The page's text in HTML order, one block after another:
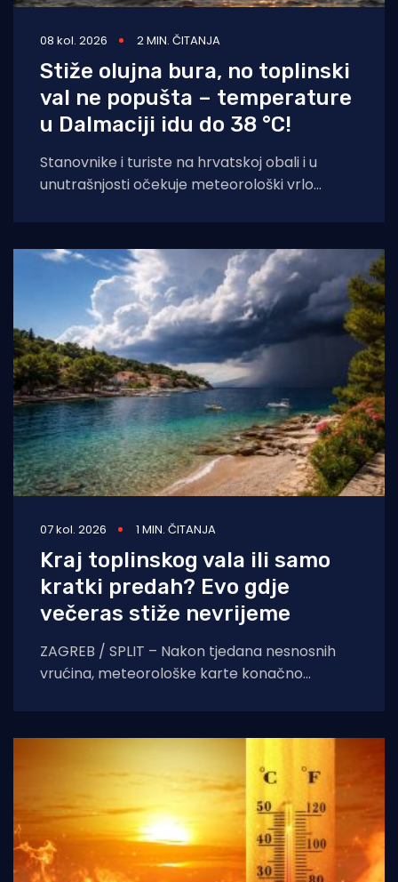
08 kol. 2026 2 MIN. ČITANJA
Stiže olujna bura, no toplinski
val ne popušta – temperature
u Dalmaciji idu do 38 °C!
Stanovnike i turiste na hrvatskoj obali i u
unutrašnjosti očekuje meteorološki vrlo
07 kol. 2026 1 MIN. ČITANJA
Kraj toplinskog vala ili samo
kratki predah? Evo gdje
večeras stiže nevrijeme
ZAGREB / SPLIT – Nakon tjedana nesnosnih
vrućina, meteorološke karte konačno
kontrastima,